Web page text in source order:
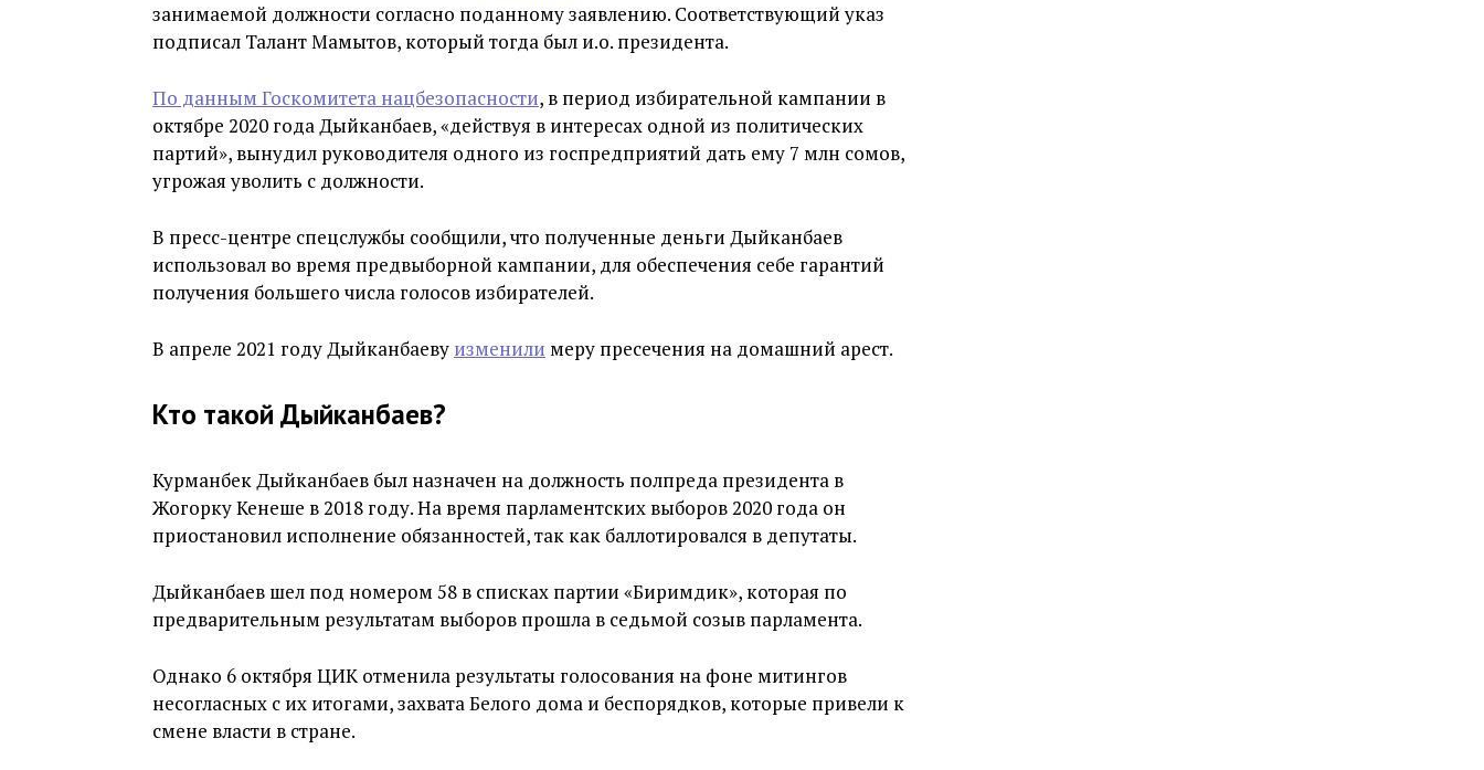
занимаемой должности согласно поданному заявлению. Соответствующий указ
подписал Талант Мамытов, который тогда был и.о. президента.
По данным Госкомитета нацбезопасности, в период избирательной кампании в
октябре 2020 года Дыйканбаев, «действуя в интересах одной из политических
партий», вынудил руководителя одного из госпредприятий дать ему 7 млн сомов,
угрожая уволить с должности.
В пресс-центре спецслужбы сообщили, что полученные деньги Дыйканбаев
использовал во время предвыборной кампании, для обеспечения себе гарантий
получения большего числа голосов избирателей.
В апреле 2021 году Дыйканбаеву изменили меру пресечения на домашний арест.
Кто такой Дыйканбаев?
Курманбек Дыйканбаев был назначен на должность полпреда президента в
Жогорку Кенеше в 2018 году. На время парламентских выборов 2020 года он
приостановил исполнение обязанностей, так как баллотировался в депутаты.
Дыйканбаев шел под номером 58 в списках партии «Биримдик», которая по
предварительным результатам выборов прошла в седьмой созыв парламента.
Однако 6 октября ЦИК отменила результаты голосования на фоне митингов
несогласных с их итогами, захвата Белого дома и беспорядков, которые привели к
смене власти в стране.